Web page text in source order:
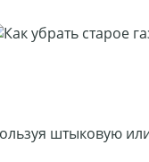
штыковую